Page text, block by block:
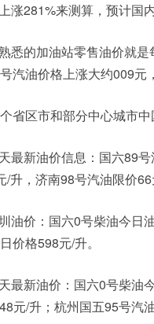
涨281%来测算，预计国
悉的加油站零售油价就
汽油价格上涨大约009元
省区市和部分中心城市
最新油价信息：国六89
升，济南98号汽油限价
油价：国六0号柴油今日
价格598元/升。
最新油价：国六0号柴油
元/升；杭州国五95号汽